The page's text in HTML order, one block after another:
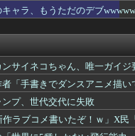
キャラ、もうただのデブ
ンサイネコちゃん、唯一ガイジ
者「手書きでダンスアニメ描
ンプ、世代交代に失敗
作ラブコメ書いたぞ！ｗ」X